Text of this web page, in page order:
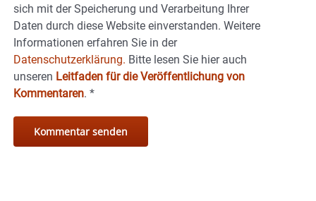
sich mit der Speicherung und Verarbeitung Ihrer
Daten durch diese Website einverstanden. Weitere
Informationen erfahren Sie in der
Datenschutzerklärung. Bitte lesen Sie hier auch
unseren Leitfaden für die Veröffentlichung von
Kommentaren. *